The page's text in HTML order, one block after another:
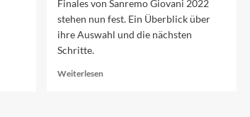
Finales von Sanremo Giovani 2022
stehen nun fest. Ein Überblick über
ihre Auswahl und die nächsten
Schritte.
Weiterlesen